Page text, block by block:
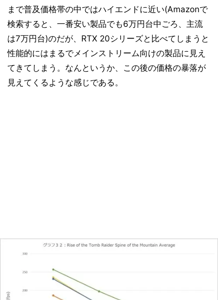
まで普及価格帯の中ではハイエンドに近い(Amazonで
検索すると、一番安い製品でも6万円台中ごろ、主流
は7万円台)のだが、RTX 20シリーズと比べてしまうと
性能的にはまるでメインストリーム向けの製品に見え
てきてしまう。なんというか、この後の価格の暴落が
見えてくるような感じである。